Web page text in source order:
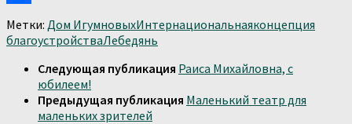
Метки: Дом ИгумновыхИнтернациональнаяконцепция
благоустройстваЛебедянь
Следующая публикация Раиса Михайловна, с
юбилеем!
Предыдущая публикация Маленький театр для
маленьких зрителей